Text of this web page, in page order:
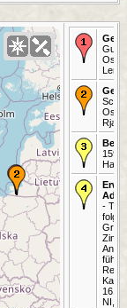
Gut
-
1619
NI, D